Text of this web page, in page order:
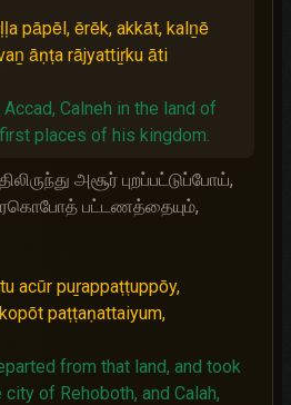
pāpēl, ērēk, akkāt, kalṉē
āṇṭa rājyattiṟku āti
Accad, Calneh in the land of
places of his kingdom.
அசூர் புறப்பட்டுப்போய்,
பட்டணத்தையும்,
acūr puṟappaṭṭuppōy,
paṭṭaṇattaiyum,
from that land, and took
city of Rehoboth, and Calah,